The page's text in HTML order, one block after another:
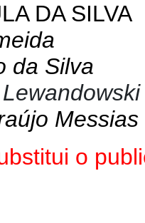
DA SILVA
da Silva
Messias
o